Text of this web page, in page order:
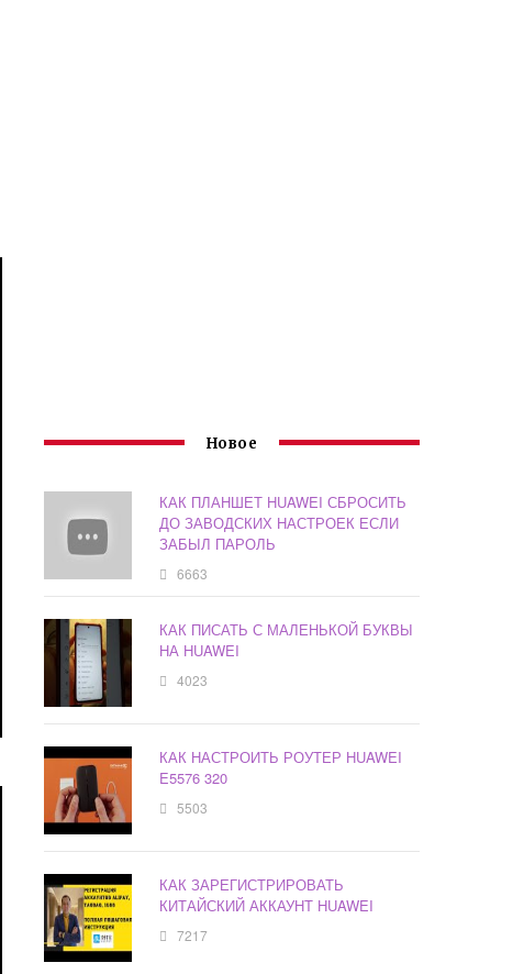
Новое
КАК ПЛАНШЕТ HUAWEI СБРОСИТЬ
ДО ЗАВОДСКИХ НАСТРОЕК ЕСЛИ
ЗАБЫЛ ПАРОЛЬ
6663
КАК ПИСАТЬ С МАЛЕНЬКОЙ БУКВЫ
НА HUAWEI
4023
КАК НАСТРОИТЬ РОУТЕР HUAWEI
E5576 320
5503
КАК ЗАРЕГИСТРИРОВАТЬ
КИТАЙСКИЙ АККАУНТ HUAWEI
7217